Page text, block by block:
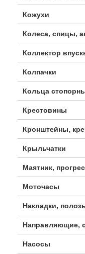
Кожухи
Колеса, спицы,
Коллектор
Колпачки
Кольца
Крестовины
Кронштейны,
Крыльчатки
Маятник,
Моточасы
Накладки,
Направляющие,
Насосы